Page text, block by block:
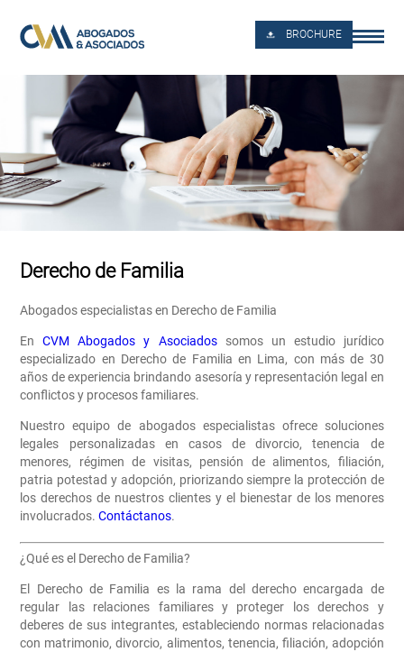
BROCHURE
Derecho de Familia
Abogados especialistas en Derecho de Familia
EnCVM Abogados y Asociadossomos un estudio jurídico
especializado en Derecho de Familia en Lima, con más de 30
años de experiencia brindando asesoría y representación legal en
conflictos y procesos familiares.
Nuestro equipo de abogados especialistas ofrece soluciones
legales personalizadas en casos de divorcio, tenencia de
menores, régimen de visitas, pensión de alimentos, filiación,
patria potestad y adopción, priorizando siempre la protección de
los derechos de nuestros clientes y el bienestar de los menores
involucrados.Contáctanos.
¿Qué es el Derecho de Familia?
El Derecho de Familia es la rama del derecho encargada de
regular las relaciones familiares y proteger los derechos y
deberes de sus integrantes, estableciendo normas relacionadas
con matrimonio, divorcio, alimentos, tenencia, filiación, adopción